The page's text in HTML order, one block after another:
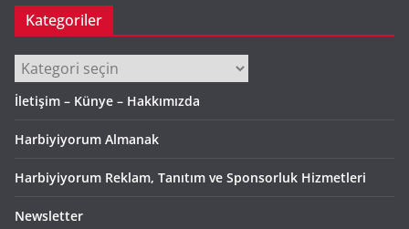
Kategoriler
Kategoriler
İletişim – Künye – Hakkımızda
Harbiyiyorum Almanak
Harbiyiyorum Reklam, Tanıtım ve Sponsorluk Hizmetleri
Newsletter